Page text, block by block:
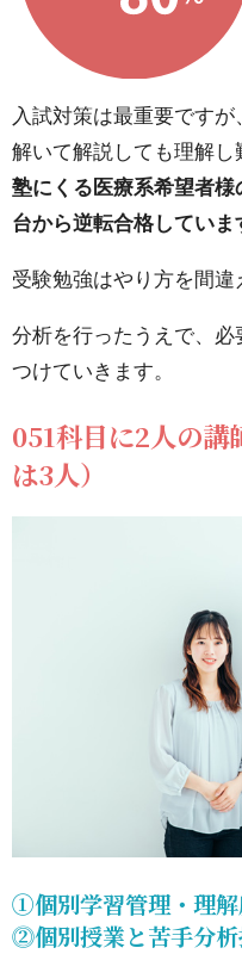
デ
カ
ル
ス
マ
ト
の
指
8.1.
メデ
ィカ
入試対策は最重要です
解いて解説しても理解し
塾にくる医療系希望者
台から逆転合格していま
受験勉強はやり方を間違
分析を行ったうえで、
つけていきます。
051科目に2人の講
は3人）
①個別学習管理・理
⓶個別授業と苦手分